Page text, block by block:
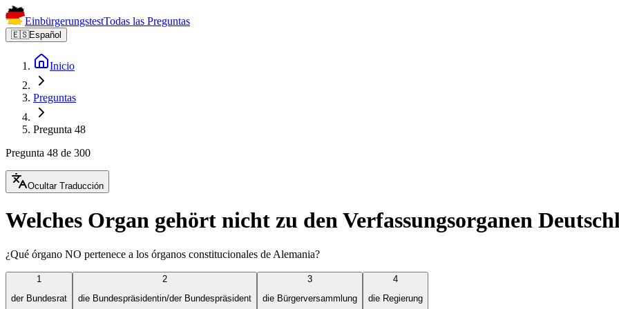
EinbürgerungstestTodas las Preguntas
🇪🇸Español
Inicio
Preguntas
Pregunta 48
Pregunta 48 de 300
Ocultar Traducción
Welches Organ gehört nicht zu den Verfassungsorganen
¿Qué órgano NO pertenece a los órganos constitucionales de Alemania?
1
der Bundesrat
2
die Bundespräsidentin/der Bundespräsident
3
die Bürgerversammlung
4
die Regierung